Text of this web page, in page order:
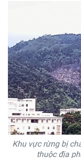
Khu vực rừng bị
thuộc địa